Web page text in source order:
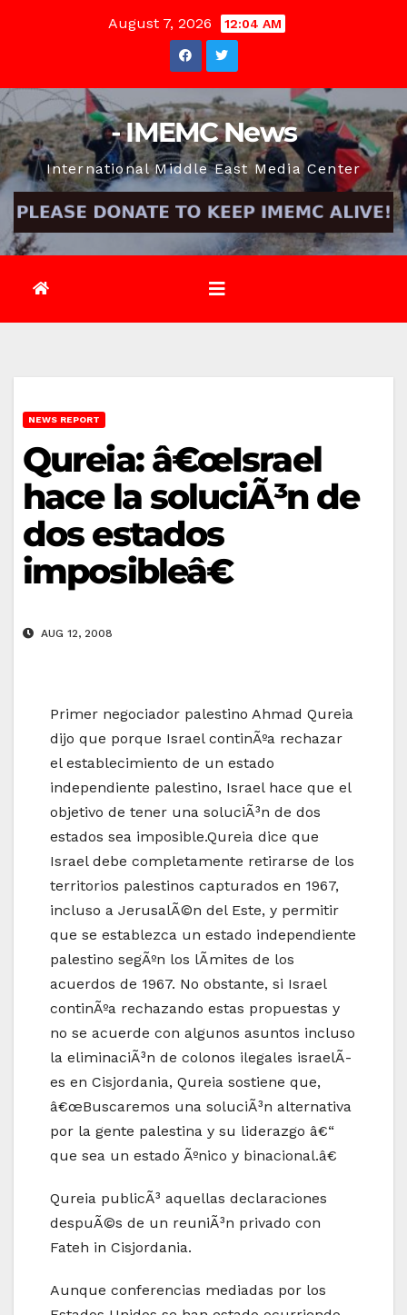
August 7, 2026 12:04 AM
- IMEMC News
International Middle East Media Center
NEWS REPORT
Qureia: â€œIsrael
hace la soluciÃ³n de
dos estados
imposibleâ€
AUG 12, 2008
Primer negociador palestino Ahmad Qureia
dijo que porque Israel continÃºa rechazar
el establecimiento de un estado
independiente palestino, Israel hace que el
objetivo de tener una soluciÃ³n de dos
estados sea imposible.Qureia dice que
Israel debe completamente retirarse de los
territorios palestinos capturados en 1967,
incluso a JerusalÃ©n del Este, y permitir
que se establezca un estado independiente
palestino segÃºn los lÃ­mites de los
acuerdos de 1967. No obstante, si Israel
continÃºa rechazando estas propuestas y
no se acuerde con algunos asuntos incluso
la eliminaciÃ³n de colonos ilegales israelÃ­
es en Cisjordania, Qureia sostiene que,
â€œBuscaremos una soluciÃ³n alternativa
por la gente palestina y su liderazgo â€“
que sea un estado Ãºnico y binacional.â€
Qureia publicÃ³ aquellas declaraciones
despuÃ©s de un reuniÃ³n privado con
Fateh in Cisjordania.
Aunque conferencias mediadas por los